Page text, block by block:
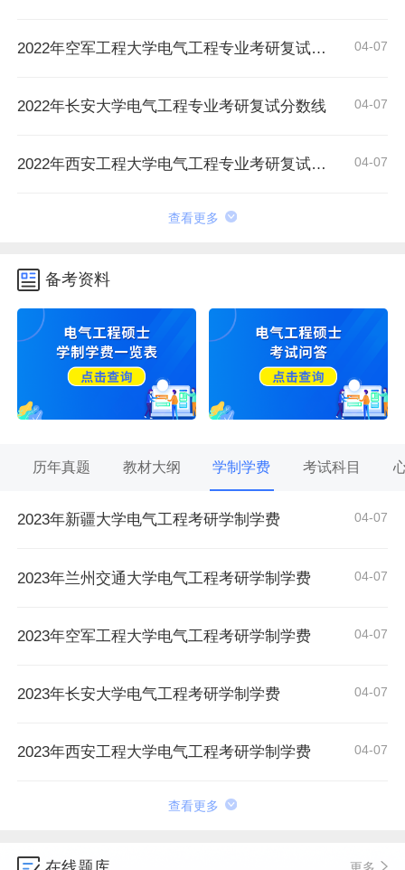
2022年空军工程大学电气工程专业考研复试分数线 04-07
2022年长安大学电气工程专业考研复试分数线 04-07
2022年西安工程大学电气工程专业考研复试分数线 04-07
查看更多
备考资料
历年真题 教材大纲 学制学费 考试科目
2023年新疆大学电气工程考研学制学费 04-07
2023年兰州交通大学电气工程考研学制学费 04-07
2023年空军工程大学电气工程考研学制学费 04-07
2023年长安大学电气工程考研学制学费 04-07
2023年西安工程大学电气工程考研学制学费 04-07
查看更多
更多